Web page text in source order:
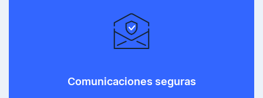
Comunicaciones seguras